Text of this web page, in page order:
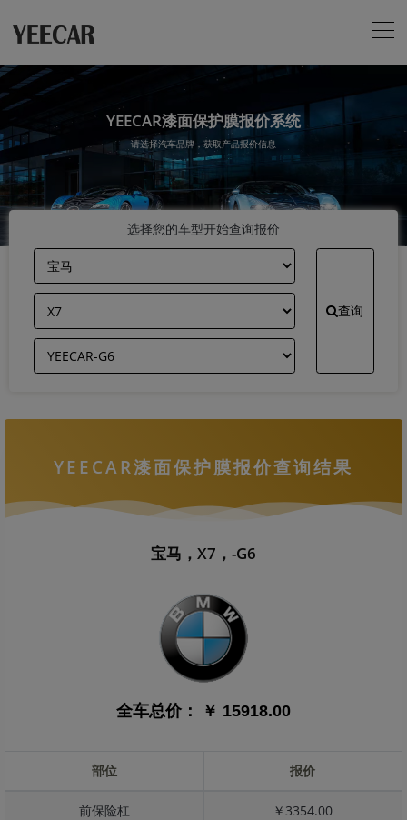
YEECAR漆面保护膜报价系统
请选择汽车品牌，获取产品报价信息
选择您的车型开始查询报价
查询
YEECAR漆面保护膜报价查询结果
宝马，X7，-G6
全车总价： ￥ 15918.00
部位 报价
前保险杠 ￥3354.00